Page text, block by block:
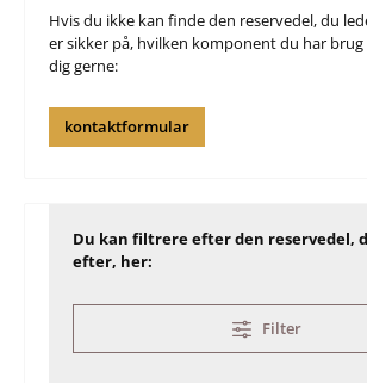
Hvis du ikke kan finde den reservedel, du
er sikker på, hvilken komponent du har
dig gerne:
kontaktformular
Du kan filtrere efter den reservedel,
efter, her:
Filter